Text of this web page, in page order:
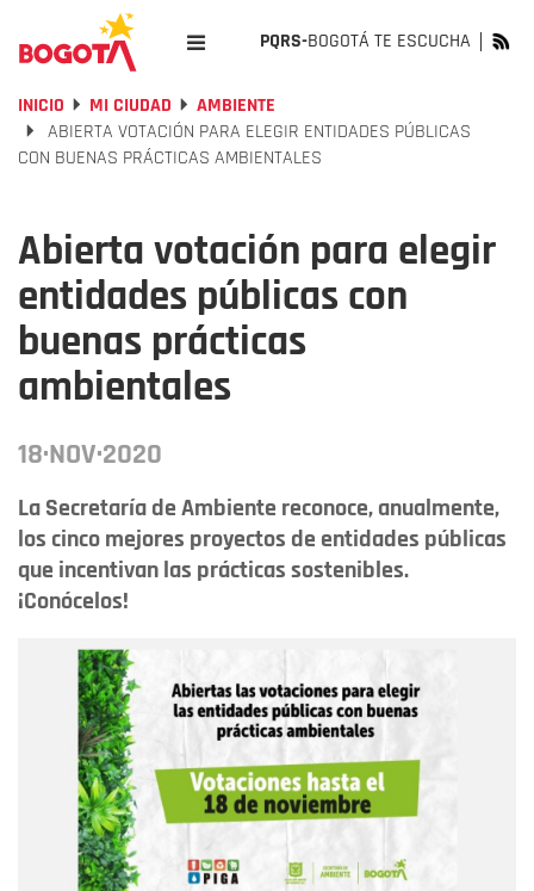
PQRS-BOGOTÁ TE ESCUCHA
INICIO MI CIUDAD
AMBIENTE
ABIERTA VOTACIÓN PARA ELEGIR ENTIDADES PÚBLICAS
CON BUENAS PRÁCTICAS AMBIENTALES
Abierta votación para elegir
entidades públicas con
buenas prácticas
ambientales
18·NOV·2020
La Secretaría de Ambiente reconoce, anualmente,
los cinco mejores proyectos de entidades públicas
que incentivan las prácticas sostenibles.
¡Conócelos!